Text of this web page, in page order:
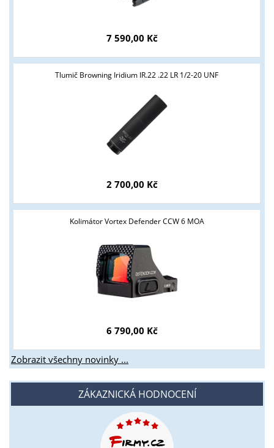
7 590,00 Kč
Tlumič Browning Iridium IR.22 .22 LR 1/2-20 UNF
2 700,00 Kč
Kolimátor Vortex Defender CCW 6 MOA
6 790,00 Kč
Zobrazit všechny novinky ...
ZÁKAZNICKÁ HODNOCENÍ